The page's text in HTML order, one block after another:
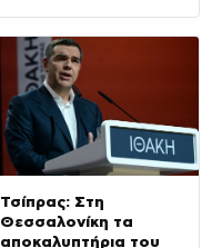
Τσίπρας: Στη
Θεσσαλονίκη τα
αποκαλυπτήρια του